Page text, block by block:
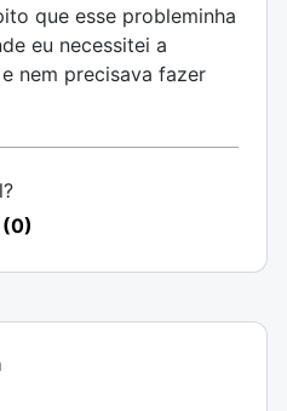
que esse probleminha
eu necessitei a
nem precisava fazer
(0)